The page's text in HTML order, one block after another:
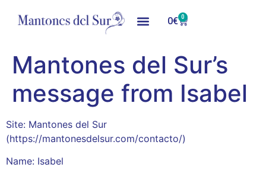
0€ 0
Mantones del Sur’s
message from Isabel
Site: Mantones del Sur
(https://mantonesdelsur.com/contacto/)
Name: Isabel